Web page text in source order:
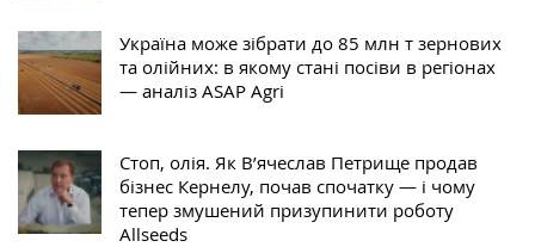
Україна може зібрати до 85 млн т зернових
та олійних: в якому стані посіви в регіонах
— аналіз ASAP Agri
Стоп, олія. Як В’ячеслав Петрище продав
бізнес Кернелу, почав спочатку — і чому
тепер змушений призупинити роботу
Allseeds